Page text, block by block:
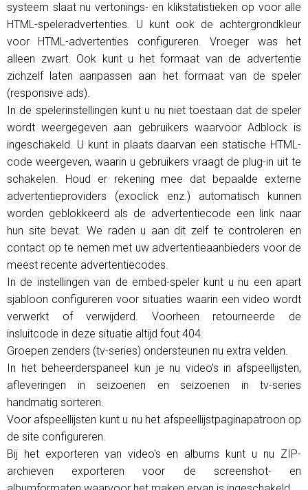
systeem slaat nu vertonings- en klikstatistieken op voor alle
HTML-speleradvertenties. U kunt ook de achtergrondkleur
voor HTML-advertenties configureren. Vroeger was het
alleen zwart. Ook kunt u het formaat van de advertentie
zichzelf laten aanpassen aan het formaat van de speler
(responsive ads).
In de spelerinstellingen kunt u nu niet toestaan ​​dat de speler
wordt weergegeven aan gebruikers waarvoor Adblock is
ingeschakeld. U kunt in plaats daarvan een statische HTML-
code weergeven, waarin u gebruikers vraagt ​​de plug-in uit te
schakelen. Houd er rekening mee dat bepaalde externe
advertentieproviders (exoclick enz.) automatisch kunnen
worden geblokkeerd als de advertentiecode een link naar
hun site bevat. We raden u aan dit zelf te controleren en
contact op te nemen met uw advertentieaanbieders voor de
meest recente advertentiecodes.
In de instellingen van de embed-speler kunt u nu een apart
sjabloon configureren voor situaties waarin een video wordt
verwerkt of verwijderd. Voorheen retourneerde de
insluitcode in deze situatie altijd fout 404.
Groepen zenders (tv-series) ondersteunen nu extra velden.
In het beheerderspaneel kun je nu video's in afspeellijsten,
afleveringen in seizoenen en seizoenen in tv-series
handmatig sorteren.
Voor afspeellijsten kunt u nu het afspeellijstpaginapatroon op
de site configureren.
Bij het exporteren van video's en albums kunt u nu ZIP-
archieven exporteren voor de screenshot- en